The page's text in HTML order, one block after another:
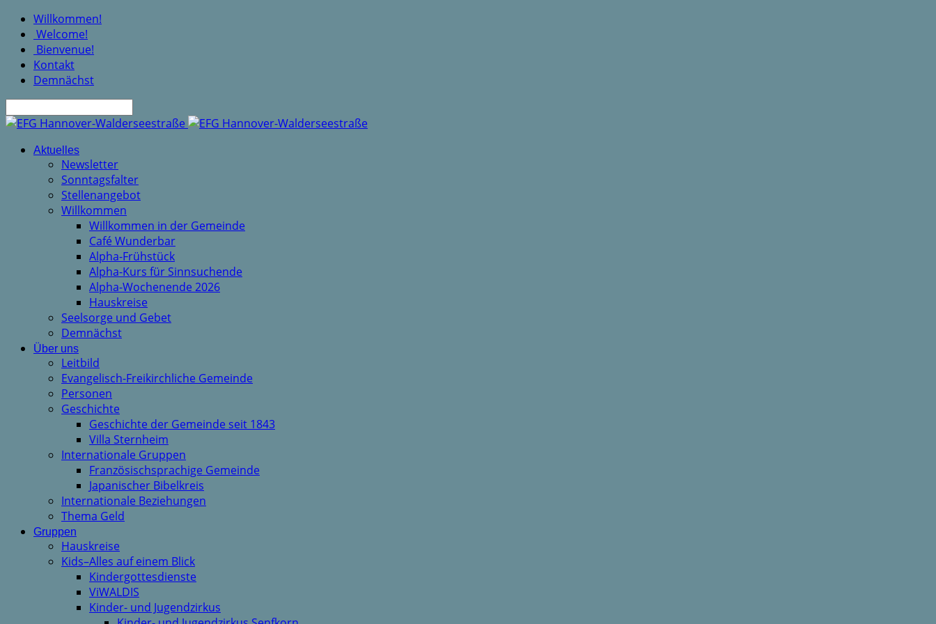
Willkommen!
Welcome!
Bienvenue!
Kontakt
Demnächst
Aktuelles
Newsletter
Sonntagsfalter
Stellenangebot
Willkommen
Willkommen in der Gemeinde
Café Wunderbar
Alpha-Frühstück
Alpha-Kurs für Sinnsuchende
Alpha-Wochenende 2026
Hauskreise
Seelsorge und Gebet
Demnächst
Über uns
Leitbild
Evangelisch-Freikirchliche Gemeinde
Personen
Geschichte
Geschichte der Gemeinde seit 1843
Villa Sternheim
Internationale Gruppen
Französischsprachige Gemeinde
Japanischer Bibelkreis
Internationale Beziehungen
Thema Geld
Gruppen
Hauskreise
Kids–Alles auf einem Blick
Kindergottesdienste
ViWALDIS
Kinder- und Jugendzirkus